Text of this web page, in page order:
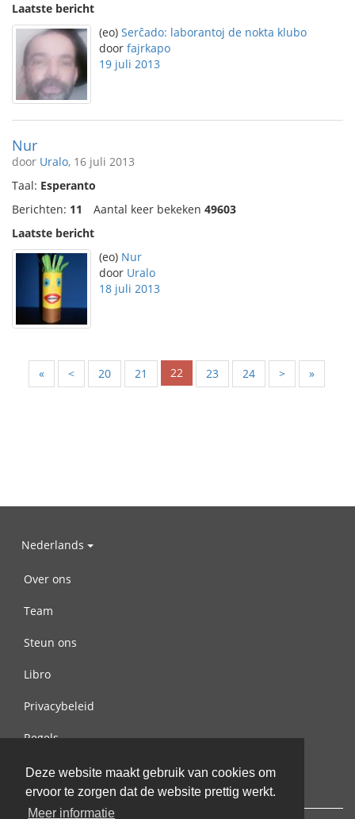
Deze website maakt gebruik van cookies om
ervoor te zorgen dat de website prettig werkt.
Meer informatie
Laatste bericht
(eo) Serĉado: laborantoj de nokta klubo
door fajrkapo
19 juli 2013
Nur
door Uralo, 16 juli 2013
Taal: Esperanto
Berichten: 11 Aantal keer bekeken 49603
Laatste bericht
(eo) Nur
door Uralo
18 juli 2013
« < 20 21 22 23 24 > »
Nederlands
Over ons
Team
Steun ons
Libro
Privacybeleid
Regels
Contact met ons opnemen